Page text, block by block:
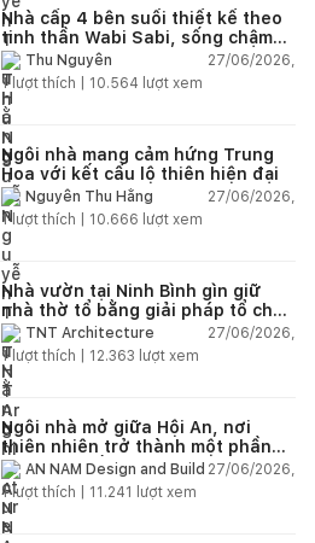
Nhà cấp 4 bên suối thiết kế theo
tinh thần Wabi Sabi, sống chậm
giữa thiên nhiên
Thu Nguyễn
27/06/2026,
1lượt thích | 10.564 lượt xem
Ngôi nhà mang cảm hứng Trung
Hoa với kết cấu lộ thiên hiện đại
Nguyễn Thu Hằng
27/06/2026,
1lượt thích | 10.666 lượt xem
Nhà vườn tại Ninh Bình gìn giữ
nhà thờ tổ bằng giải pháp tổ chức
lại không gian
TNT Architecture
27/06/2026,
1lượt thích | 12.363 lượt xem
Ngôi nhà mở giữa Hội An, nơi
thiên nhiên trở thành một phần
của cuộc sống
AN NAM Design and Build 27/06/2026,
1lượt thích | 11.241 lượt xem